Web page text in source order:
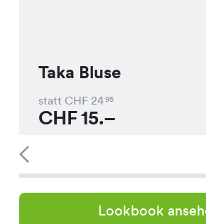
Taka Bluse
statt CHF 2495
CHF15.–
Lookbook